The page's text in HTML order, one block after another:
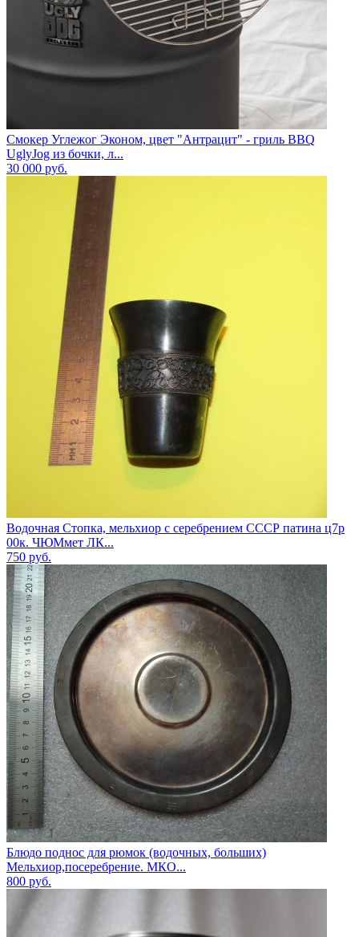
Смокер Углежог Эконом, цвет "Антрацит" - гриль BBQ
UglyJog из бочки, л...
30 000 руб.
Водочная Стопка, мельхиор с серебрением СССР патина ц7р
00к. ЧЮМмет ЛК...
750 руб.
Блюдо поднос для рюмок (водочных, больших)
Мельхиор,посеребрение. МКО...
800 руб.